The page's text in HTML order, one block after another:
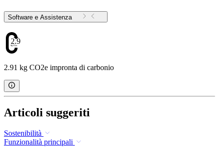
Software e Assistenza
2.91
2.91 kg CO2e impronta di carbonio
Articoli suggeriti
Sostenibilità
Funzionalità principali